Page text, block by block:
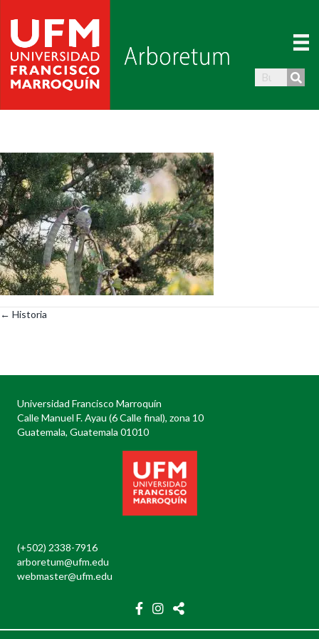
Posts
← Historia
Universidad Francisco Marroquín
Calle Manuel F. Ayau (6 Calle final), zona 10
Guatemala, Guatemala 01010
(+502) 2338-7916
arboretum@ufm.edu
webmaster@ufm.edu